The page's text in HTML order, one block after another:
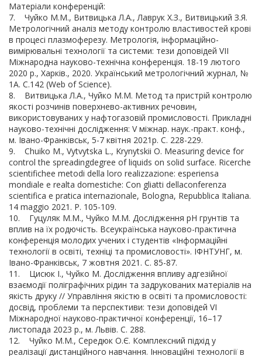
Матеріали конференцій:
7. Чуйко М.М., Витвицька Л.А., Лаврук Х.З., Витвицький З.Я.
Метрологічний аналіз методу контролю властивостей крові
в процесі плазмоферезу. Метрологія, інформаційно-
вимірювальні технології та системи: тези доповідей VIІ
Міжнародна науково-технічна конференція. 18-19 лютого
2020 р., Харків., 2020. Український метрологічний журнал, №
1А. С.142 (Web of Science).
8. Витвицька Л.А., Чуйко М.М. Метод та пристрій контролю
якості розчинів поверхнево-активних речовин,
використовуваних у нафтогазовій промисловості. Прикладні
науково-технічні дослідження: V міжнар. наук.-практ. конф.,
м. Івано-Франківськ, 5-7 квітня 2021р. С. 228-229.
9. Сhuiko M., Vytvytska L., Krynytskii О. Measuring device for
control the spreadingdegree of liquids on solid surface. Ricerche
scientifichee metodi della loro realizzazione: esperiensa
mondiale e realta domestiche: Con gliatti dellaconferenza
scientifica e pratica internazionale, Bologna, Repubblica Italiana.
14 maggio 2021. P. 105-109.
10. Гуцуляк М.М., Чуйко М.М. Дослідження рН грунтів та
вплив на їх родючість. Всеукраїнська науково-практична
конференція молодих учених і студентів «Інформаційні
технології в освіті, техніці та промисловості». ІФНТУНГ, м.
Івано-Франківськ, 7 жовтня 2021. С. 85-87.
11. Цисюк І., Чуйко М. Дослідження впливу адгезійної
взаємодії поліграфічних рідин та задрукованих матеріалів на
якість друку // Управління якістю в освіті та промисловості:
досвід, проблеми та перспективи: тези доповідей VІ
Міжнародної науково-практичної конференції, 16–17
листопада 2023 р., м. Львів. С. 288.
12. Чуйко М.М., Середюк О.Є. Комплексний підхід у
реалізації дистанційного навчання. Інноваційні технології в